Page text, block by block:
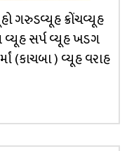
ગરુડવ્યૂહ ક્રોંચવ્યૂહ
સર્પ વ્યૂહ ખડગ
(કાચબા ) વ્યૂહ વરાહ